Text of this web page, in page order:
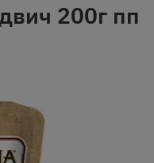
200г пп